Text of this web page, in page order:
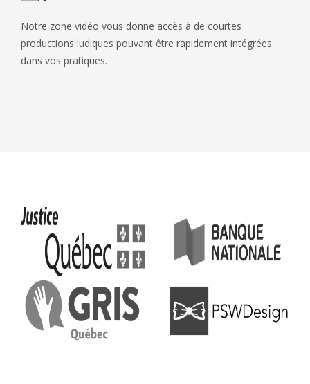
Notre zone vidéo vous donne accès à de courtes
productions ludiques pouvant être rapidement intégrées
dans vos pratiques.